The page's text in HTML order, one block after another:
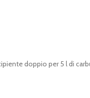
doppio per 5 l di